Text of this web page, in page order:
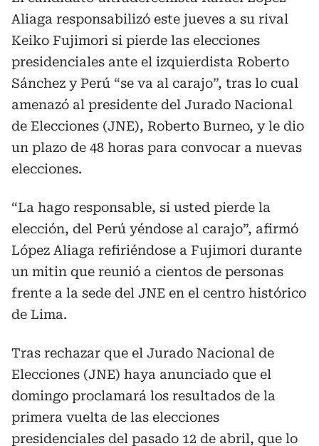
Aliaga responsabilizó este jueves a su rival
Keiko Fujimori si pierde las elecciones
presidenciales ante el izquierdista Roberto
Sánchez y Perú “se va al carajo”, tras lo cual
amenazó al presidente del Jurado Nacional
de Elecciones (JNE), Roberto Burneo, y le dio
un plazo de 48 horas para convocar a nuevas
elecciones.
“La hago responsable, si usted pierde la
elección, del Perú yéndose al carajo”, afirmó
López Aliaga refiriéndose a Fujimori durante
un mitin que reunió a cientos de personas
frente a la sede del JNE en el centro histórico
de Lima.
Tras rechazar que el Jurado Nacional de
Elecciones (JNE) haya anunciado que el
domingo proclamará los resultados de la
primera vuelta de las elecciones
presidenciales del pasado 12 de abril, que lo